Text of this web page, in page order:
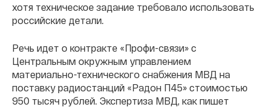
хотя техническое задание требовало использовать
российские детали.
Речь идет о контракте «Профи-связи» с
Центральным окружным управлением
материально-технического снабжения МВД на
поставку радиостанций «Радон П45» стоимостью
950 тысяч рублей. Экспертиза МВД, как пишет